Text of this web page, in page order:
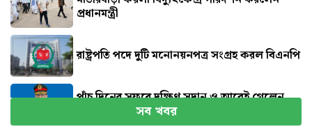
প্রধানমন্ত্রী
রাষ্ট্রপতি পদে দুটি মনোনয়নপত্র সংগ্রহ করল বিএনপি
পাঁচ দিনের সফরে দক্ষিণ সুদান ও আবেই গেলেন
সব খবর